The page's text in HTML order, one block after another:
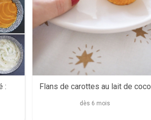
:
Flans de carottes au lait de coco
dès 6 mois